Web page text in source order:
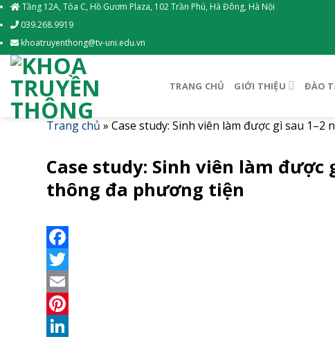
Skip
to
content
Tầng 12A, Tòa C, Hồ Gươm Plaza, 102 Trần Phú, Hà Đông, Hà Nội
039.268.9919
khoatruyenthong@tv-uni.edu.vn
TRANG CHỦ GIỚI THIỆU ĐÀO
Trang chủ » Case study: Sinh viên làm được gì sau
Case study: Sinh viên làm
thông đa phương tiện
Facebook
Twitter
Email
Pinterest